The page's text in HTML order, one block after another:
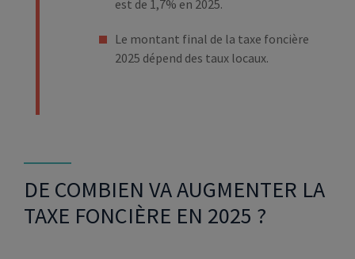
est de 1,7% en 2025.
Le montant final de la taxe foncière
2025 dépend des taux locaux.
DE COMBIEN VA AUGMENTER LA
TAXE FONCIÈRE EN 2025 ?